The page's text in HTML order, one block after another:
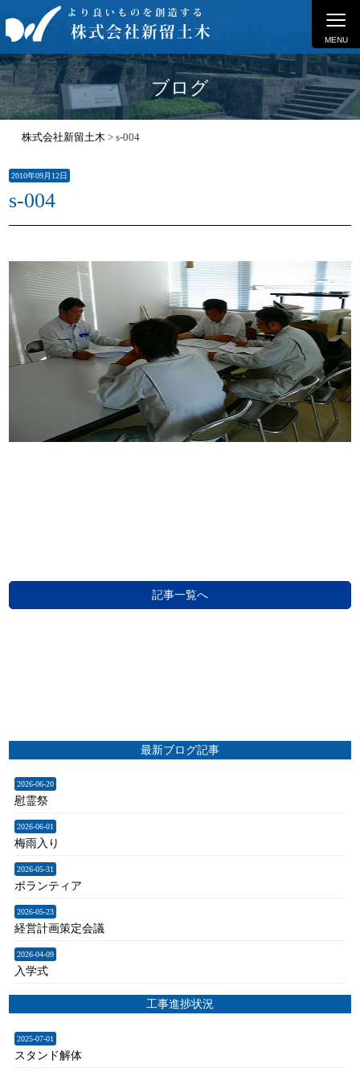
≡
MENU
ブログ
株式会社新留土木 > s-004
2010年09月12日
s-004
記事一覧へ
最新ブログ記事
2026-06-20
慰霊祭
2026-06-01
梅雨入り
2026-05-31
ボランティア
2026-05-23
経営計画策定会議
2026-04-09
入学式
工事進捗状況
2025-07-01
スタンド解体